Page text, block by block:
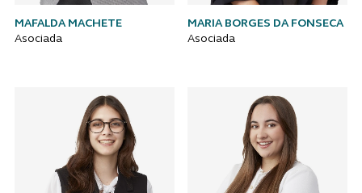
MAFALDA MACHETE
Asociada
MARIA BORGES DA FONSECA
Asociada